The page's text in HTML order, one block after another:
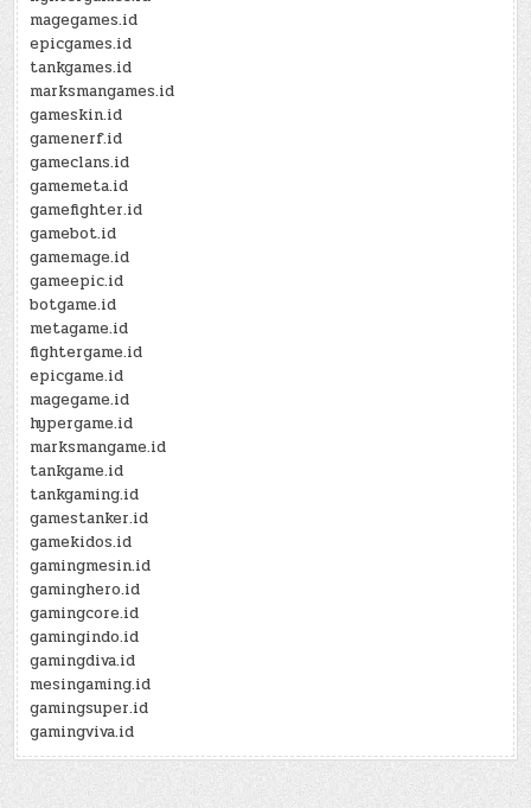
magegames.id
epicgames.id
tankgames.id
marksmangames.id
gameskin.id
gamenerf.id
gameclans.id
gamemeta.id
gamefighter.id
gamebot.id
gamemage.id
gameepic.id
botgame.id
metagame.id
fightergame.id
epicgame.id
magegame.id
hypergame.id
marksmangame.id
tankgame.id
tankgaming.id
gamestanker.id
gamekidos.id
gamingmesin.id
gaminghero.id
gamingcore.id
gamingindo.id
gamingdiva.id
mesingaming.id
gamingsuper.id
gamingviva.id